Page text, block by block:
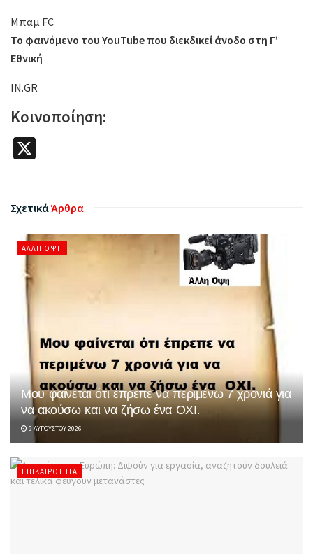
Mπαμ FC
Το φαινόμενο του YouTube που διεκδικεί άνοδο στη Γ’
Εθνική
IN.GR
Κοινοποίηση:
ΣχετικάΆρθρα
ΆΛΛΗ ΌΨΗ
Μου φαίνεται ότι έπρεπε να περιμένω 7 χρονιά για
να ακούσω και να ζήσω ένα ΟΧΙ.
9 ΑΥΓΟΎΣΤΟΥ 2026
ΕΠΙΚΑΙΡΌΤΗΤΑ